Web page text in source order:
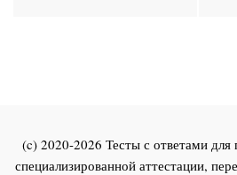
(c) 2020-2026 Тесты с ответами для
специализированной аттестации,